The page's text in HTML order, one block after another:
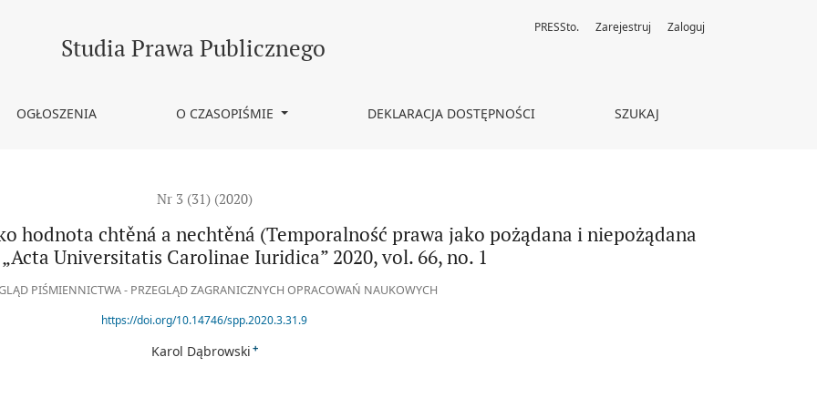
a nechtěná (Temporalność prawa jako pożądana i niepożądana wartość), „Acta Universitatis Carolinae Iuridica” 2020, vol. 66, no. 1
Studia Prawa Publicznego
OGŁOSZENIA O CZASOPIŚMIE DEKLARACJA DOSTĘPNOŚCI SZUKAJ
PRESSto. Zarejestruj Zaloguj
Nr 3 (31) (2020)
hodnota chtěná a nechtěná (Temporalność prawa jako pożądana i niepożądana
Universitatis Carolinae Iuridica” 2020, vol. 66, no. 1
PIŚMIENNICTWA - PRZEGLĄD ZAGRANICZNYCH OPRACOWAŃ NAUKOWYCH
https://doi.org/10.14746/spp.2020.3.31.9
Karol Dąbrowski +